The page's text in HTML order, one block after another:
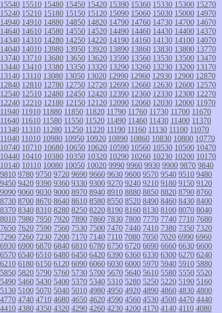
15540 15510 15480 15450 15420 15390 15360 15330 15300 15270
15240 15210 15180 15150 15120 15090 15060 15030 15000 14970
14940 14910 14880 14850 14820 14790 14760 14730 14700 14670
14640 14610 14580 14550 14520 14490 14460 14430 14400 14370
14340 14310 14280 14250 14220 14190 14160 14130 14100 14070
14040 14010 13980 13950 13920 13890 13860 13830 13800 13770
13740 13710 13680 13650 13620 13590 13560 13530 13500 13470
13440 13410 13380 13350 13320 13290 13260 13230 13200 13170
13140 13110 13080 13050 13020 12990 12960 12930 12900 12870
12840 12810 12780 12750 12720 12690 12660 12630 12600 12570
12540 12510 12480 12450 12420 12390 12360 12330 12300 12270
12240 12210 12180 12150 12120 12090 12060 12030 12000 11970
11940 11910 11880 11850 11820 11790 11760 11730 11700 11670
11640 11610 11580 11550 11520 11490 11460 11430 11400 11370
11340 11310 11280 11250 11220 11190 11160 11130 11100 11070
11040 11010 10980 10950 10920 10890 10860 10830 10800 10770
10740 10710 10680 10650 10620 10590 10560 10530 10500 10470
10440 10410 10380 10350 10320 10290 10260 10230 10200 10170
10140 10110 10080 10050 10020 9990 9960 9930 9900 9870 9840
9810 9780 9750 9720 9690 9660 9630 9600 9570 9540 9510 9480
9450 9420 9390 9360 9330 9300 9270 9240 9210 9180 9150 9120
9090 9060 9030 9000 8970 8940 8910 8880 8850 8820 8790 8760
8730 8700 8670 8640 8610 8580 8550 8520 8490 8460 8430 8400
8370 8340 8310 8280 8250 8220 8190 8160 8130 8100 8070 8040
8010 7980 7950 7920 7890 7860 7830 7800 7770 7740 7710 7680
7650 7620 7590 7560 7530 7500 7470 7440 7410 7380 7350 7320
7290 7260 7230 7200 7170 7140 7110 7080 7050 7020 6990 6960
6930 6900 6870 6840 6810 6780 6750 6720 6690 6660 6630 6600
6570 6540 6510 6480 6450 6420 6390 6360 6330 6300 6270 6240
6210 6180 6150 6120 6090 6060 6030 6000 5970 5940 5910 5880
5850 5820 5790 5760 5730 5700 5670 5640 5610 5580 5550 5520
5490 5460 5430 5400 5370 5340 5310 5280 5250 5220 5190 5160
5130 5100 5070 5040 5010 4980 4950 4920 4890 4860 4830 4800
4770 4740 4710 4680 4650 4620 4590 4560 4530 4500 4470 4440
4410 4380 4350 4320 4290 4260 4230 4200 4170 4140 4110 4080